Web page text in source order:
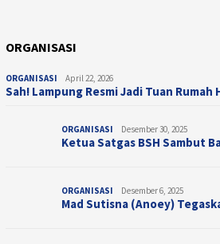
ORGANISASI
ORGANISASI April 22, 2026
Sah! Lampung Resmi Jadi Tuan Rumah
ORGANISASI Desember 30, 2025
Ketua Satgas BSH Sambut
ORGANISASI Desember 6, 2025
Mad Sutisna (Anoey)